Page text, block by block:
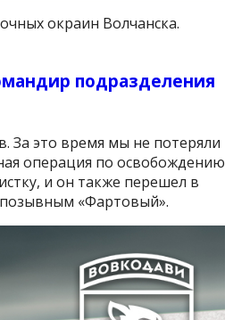
окраин Волчанска.
подразделения
За это время мы не потеряли
операция по освобождению
и он также перешел в
«Фартовый».